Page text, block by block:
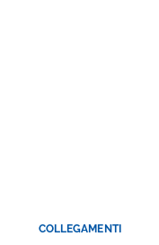
COLLEGAMENTI